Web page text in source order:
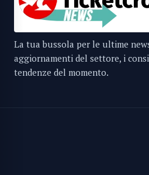
La tua bussola per le ultime
aggiornamenti del settore, i
tendenze del momento.